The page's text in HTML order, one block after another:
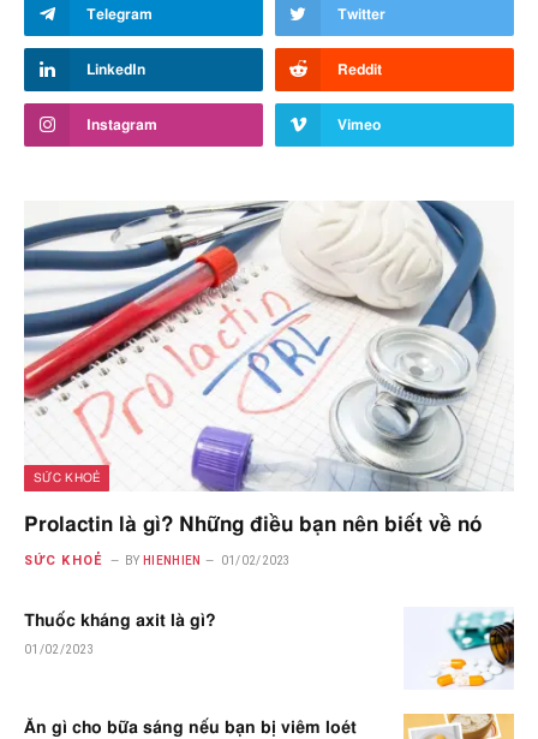
Telegram Twitter
LinkedIn Reddit
Instagram Vimeo
SỨC KHOẺ
Prolactin là gì? Những điều bạn nên biết về nó
SỨC KHOẺ BY HIENHIEN 01/02/2023
Thuốc kháng axit là gì?
01/02/2023
Ăn gì cho bữa sáng nếu bạn bị viêm loét